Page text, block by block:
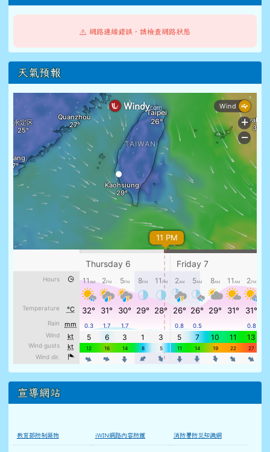
⚠️ 網路連線錯誤，請檢查網路狀態
天氣預報
宣導網站
教育部防制藥物 iWIN網路內容防護 消防署防災知識網